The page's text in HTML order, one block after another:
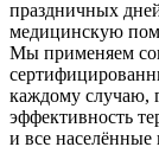
праздничных
медицинскую
Мы применяем
каждому случаю,
эффективность
и все